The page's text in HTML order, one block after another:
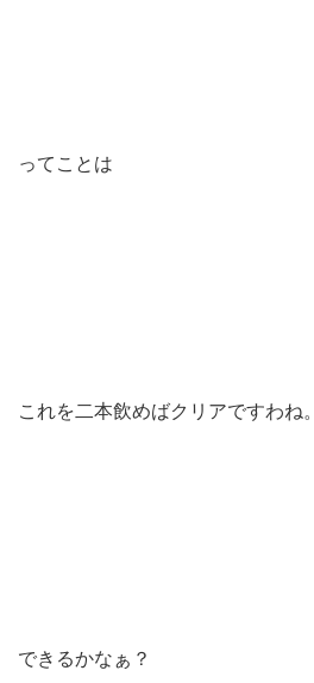
ってことは
これを二本飲めばクリアですわね。
できるかなぁ？